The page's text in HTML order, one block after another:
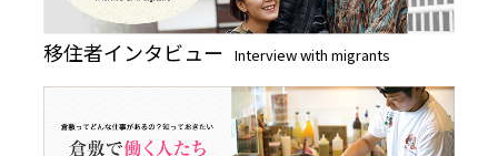
移住者インタビュー Interview with migrants